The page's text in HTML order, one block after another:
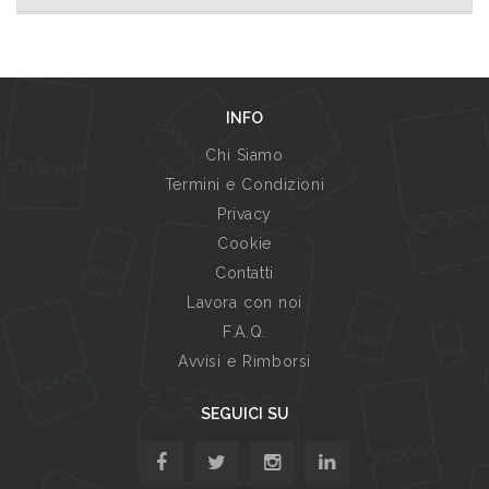
INFO
Chi Siamo
Termini e Condizioni
Privacy
Cookie
Contatti
Lavora con noi
F.A.Q.
Avvisi e Rimborsi
SEGUICI SU